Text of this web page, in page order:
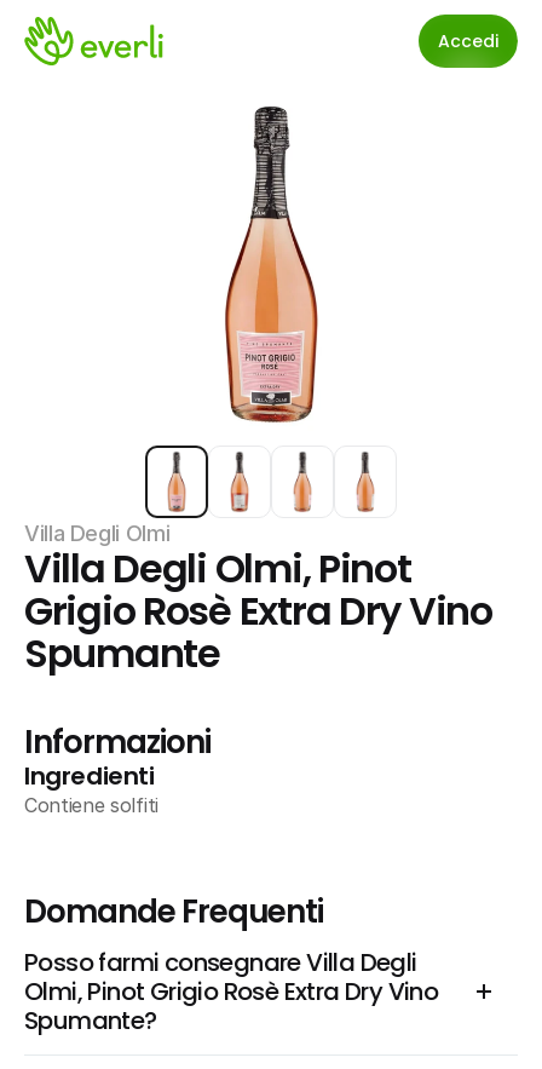
Accedi
Villa Degli Olmi
Villa Degli Olmi, Pinot
Grigio Rosè Extra Dry Vino
Spumante
Informazioni
Ingredienti
Contiene solfiti
Domande Frequenti
Posso farmi consegnare Villa Degli
Olmi, Pinot Grigio Rosè Extra Dry Vino
Spumante?